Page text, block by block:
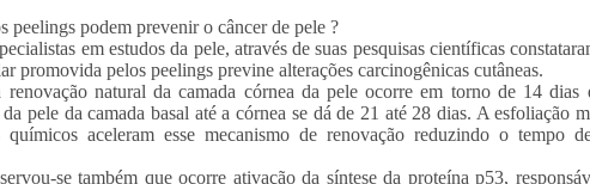
peelings podem prevenir o câncer de pele ?
em estudos da pele, através de suas pesquisas científicas
promovida pelos peelings previne alterações carcinogênicas cutâneas.
renovação natural da camada córnea da pele ocorre em torno de 14 dias
pele da camada basal até a córnea se dá de 21 até 28 dias. A esfoliação
aceleram esse mecanismo de renovação reduzindo o tempo
se também que ocorre ativação da síntese da proteína p53,